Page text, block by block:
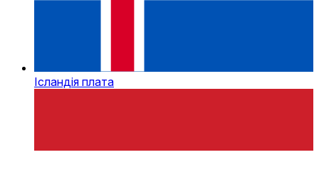
Ісландія плата